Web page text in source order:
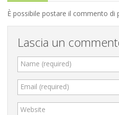
È possibile postare il commento di
Lascia un
Name (required)
Email (required)
Website